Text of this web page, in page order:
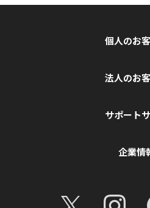
個人のお
法人のお
サポート
企業情